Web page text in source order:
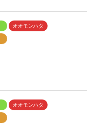
オオモンハタ
オオモンハタ